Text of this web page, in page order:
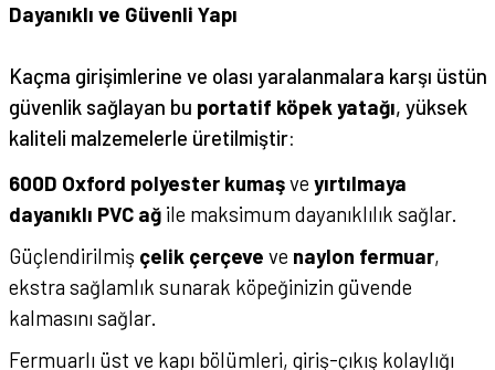
Dayanıklı ve Güvenli Yapı
Kaçma girişimlerine ve olası yaralanmalara karşı üstün
güvenlik sağlayan bu portatif köpek yatağı, yüksek
kaliteli malzemelerle üretilmiştir:
600D Oxford polyester kumaşve yırtılmaya
dayanıklı PVC ağile maksimum dayanıklılık sağlar.
Güçlendirilmiş çelik çerçeve ve naylon fermuar,
ekstra sağlamlık sunarak köpeğinizin güvende
kalmasını sağlar.
Fermuarlı üst ve kapı bölümleri, giriş-çıkış kolaylığı